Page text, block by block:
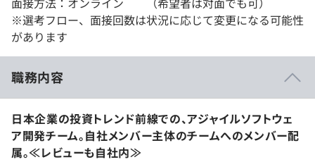
※選考フロー、面接回数は状況に応じて変更になる可能性
があります
職務内容
日本企業の投資トレンド前線での、アジャイルソフトウェ
ア開発チーム。自社メンバー主体のチームへのメンバー配
属。≪レビューも自社内≫